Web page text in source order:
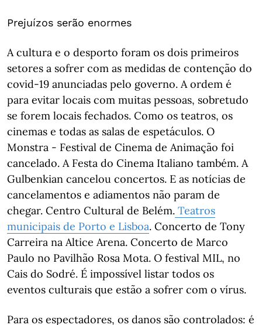
Prejuízos serão enormes
A cultura e o desporto foram os dois primeiros
setores a sofrer com as medidas de contenção do
covid-19 anunciadas pelo governo. A ordem é
para evitar locais com muitas pessoas, sobretudo
se forem locais fechados. Como os teatros, os
cinemas e todas as salas de espetáculos. O
Monstra - Festival de Cinema de Animação foi
cancelado. A Festa do Cinema Italiano também. A
Gulbenkian cancelou concertos. E as notícias de
cancelamentos e adiamentos não param de
chegar. Centro Cultural de Belém. Teatros
municipais de Porto e Lisboa. Concerto de Tony
Carreira na Altice Arena. Concerto de Marco
Paulo no Pavilhão Rosa Mota. O festival MIL, no
Cais do Sodré. É impossível listar todos os
eventos culturais que estão a sofrer com o vírus.
Para os espectadores, os danos são controlados: é